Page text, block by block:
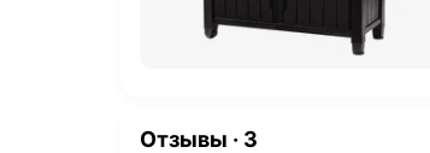
Отзывы · 3